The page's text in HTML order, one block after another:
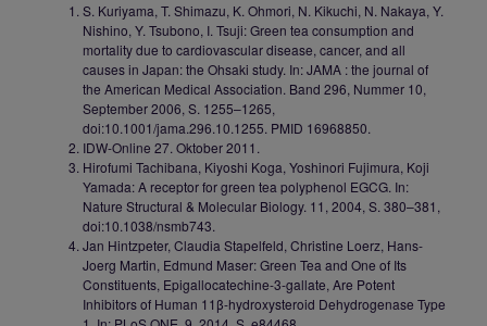
S. Kuriyama, T. Shimazu, K. Ohmori, N. Kikuchi, N. Nakaya, Y.
Nishino, Y. Tsubono, I. Tsuji: Green tea consumption and
mortality due to cardiovascular disease, cancer, and all
causes in Japan: the Ohsaki study. In: JAMA : the journal of
the American Medical Association. Band 296, Nummer 10,
September 2006, S. 1255–1265,
doi:10.1001/jama.296.10.1255. PMID 16968850.
IDW-Online 27. Oktober 2011.
Hirofumi Tachibana, Kiyoshi Koga, Yoshinori Fujimura, Koji
Yamada: A receptor for green tea polyphenol EGCG. In:
Nature Structural & Molecular Biology. 11, 2004, S. 380–381,
doi:10.1038/nsmb743.
Jan Hintzpeter, Claudia Stapelfeld, Christine Loerz, Hans-
Joerg Martin, Edmund Maser: Green Tea and One of Its
Constituents, Epigallocatechine-3-gallate, Are Potent
Inhibitors of Human 11β-hydroxysteroid Dehydrogenase Type